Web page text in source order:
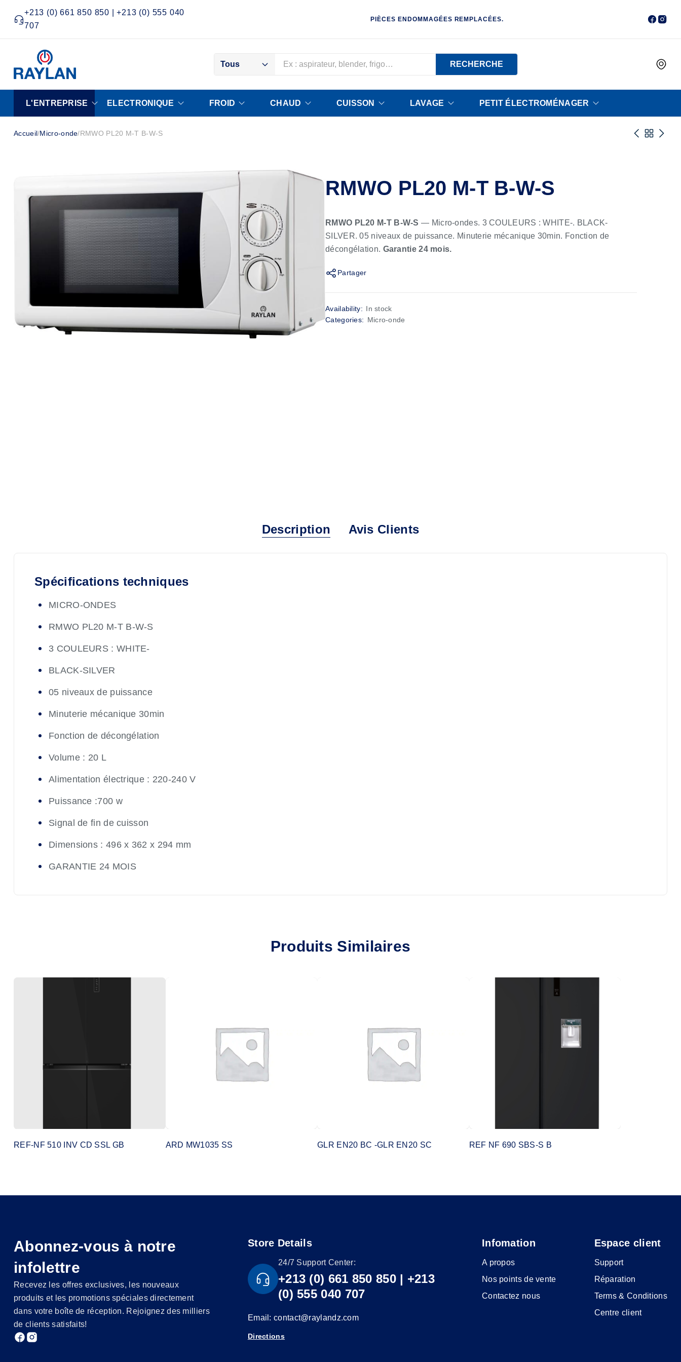
+213 (0) 661 850 850 | +213 (0) 555 040
707
PIÈCES ENDOMMAGÉES REMPLACÉES.
Tous RECHERCHE
L'ENTREPRISE ELECTRONIQUE FROID CHAUD CUISSON LAVAGE PETIT ÉLECTROMÉNAGER
Accueil/Micro-onde/RMWO PL20 M-T B-W-S
RMWO PL20 M-T B-W-S
RMWO PL20 M-T B-W-S — Micro-ondes. 3 COULEURS : WHITE-. BLACK-
SILVER. 05 niveaux de puissance. Minuterie mécanique 30min. Fonction de
décongélation. Garantie 24 mois.
Partager
Availability: In stock
Categories: Micro-onde
Description Avis Clients
Spécifications techniques
MICRO-ONDES
RMWO PL20 M-T B-W-S
3 COULEURS : WHITE-
BLACK-SILVER
05 niveaux de puissance
Minuterie mécanique 30min
Fonction de décongélation
Volume : 20 L
Alimentation électrique : 220-240 V
Puissance :700 w
Signal de fin de cuisson
Dimensions : 496 x 362 x 294 mm
GARANTIE 24 MOIS
Produits Similaires
REF-NF 510 INV CD SSL GB ARD MW1035 SS GLR EN20 BC -GLR EN20 SC REF NF 690 SBS-S B
Abonnez-vous à notre
infolettre
Recevez les offres exclusives, les nouveaux
produits et les promotions spéciales directement
dans votre boîte de réception. Rejoignez des milliers
de clients satisfaits!
Store Details
24/7 Support Center:
+213 (0) 661 850 850 | +213
(0) 555 040 707
Email: contact@raylandz.com
Directions
Infomation
A propos
Nos points de vente
Contactez nous
Espace client
Support
Réparation
Terms & Conditions
Centre client